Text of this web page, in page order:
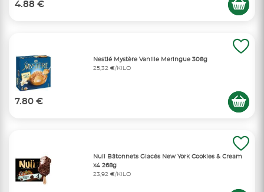
4.88 €
Nestlé Mystère Vanille Meringue 308g
25,32 €/KILO
7.80 €
Nuii Bâtonnets Glacés New York Cookies & Cream
x4 268g
23,92 €/KILO